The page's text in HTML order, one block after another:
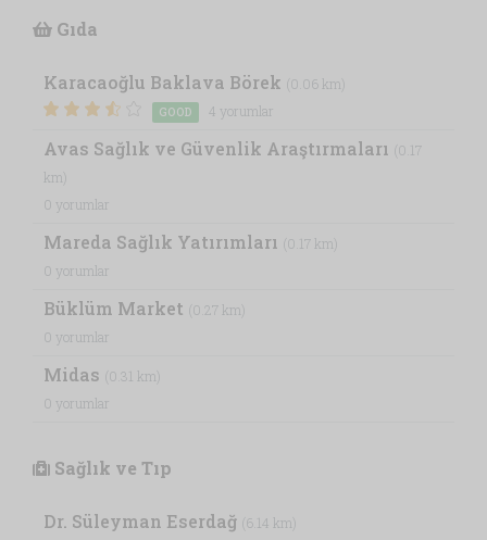
Gıda
Karacaoğlu Baklava Börek (0.06 km)
GOOD 4 yorumlar
Avas Sağlık ve Güvenlik Araştırmaları (0.17
km)
0 yorumlar
Mareda Sağlık Yatırımları (0.17 km)
0 yorumlar
Büklüm Market (0.27 km)
0 yorumlar
Midas (0.31 km)
0 yorumlar
Sağlık ve Tıp
Dr. Süleyman Eserdağ (6.14 km)